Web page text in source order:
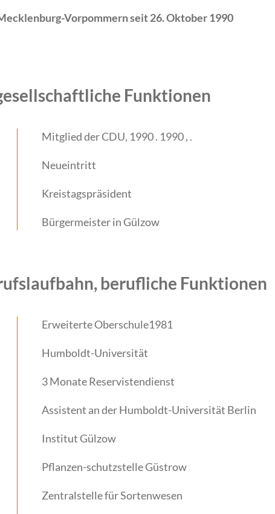
Vorpommern seit 26. Oktober 1990
Funktionen
Mitglied der CDU, 1990 . 1990 , .
Neueintritt
Kreistagspräsident
Bürgermeister in Gülzow
berufliche Funktionen
Erweiterte Oberschule1981
Humboldt-Universität
3 Monate Reservistendienst
Assistent an der Humboldt-Universität Berlin
Institut Gülzow
Pflanzen-schutzstelle Güstrow
Zentralstelle für Sorten­wesen